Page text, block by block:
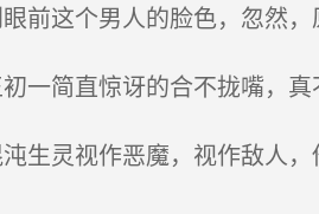
前这个男人的脸色，忽然，
一简直惊讶的合不拢嘴，真
生灵视作恶魔，视作敌人